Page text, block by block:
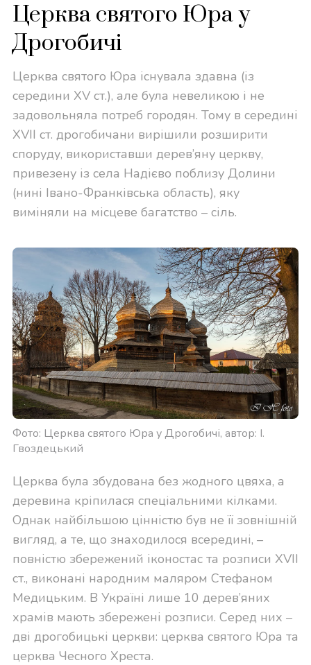
Церква святого Юра у
Дрогобичі
Церква святого Юра існувала здавна (із
середини XV ст.), але була невеликою і не
задовольняла потреб городян. Тому в середині
XVII ст. дрогобичани вирішили розширити
споруду, використавши дерев’яну церкву,
привезену із села Надієво поблизу Долини
(нині Івано-Франківська область), яку
виміняли на місцеве багатство – сіль.
Фото: Церква святого Юра у Дрогобичі, автор: І.
Гвоздецький
Церква була збудована без жодного цвяха, а
деревина кріпилася спеціальними кілками.
Однак найбільшою цінністю був не її зовнішній
вигляд, а те, що знаходилося всередині, –
повністю збережений іконостас та розписи XVII
ст., виконані народним маляром Стефаном
Медицьким. В Україні лише 10 дерев’яних
храмів мають збережені розписи. Серед них –
дві дрогобицькі церкви: церква святого Юра та
церква Чесного Хреста.